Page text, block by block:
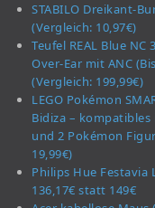
STABILO Dreikant-
(Vergleich: 10,97€)
Teufel REAL Blue
Over-Ear mit ANC
(Vergleich: 199,99€)
LEGO Pokémon
Bidiza – kompatibles
und 2 Pokémon
19,99€)
Philips Hue Festavia
136,17€ statt 149€